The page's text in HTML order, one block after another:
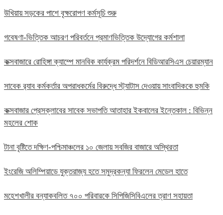
উখিয়ায় সড়কের পাশে বৃক্ষরোপণ কর্মসূচি শুরু
গবেষণা-ভিত্তিক আচরণ পরিবর্তনে প্রমাণভিত্তিক উদ্যোগের কর্মশালা
কক্সবাজারে রোহিঙ্গা ক্যাম্পে মানবিক কার্যক্রম পরিদর্শনে বিডিআরসিএস চেয়ারম্যান
সাবেক র‍্যাব কর্মকর্তার অপরাধকর্মের বিরুদ্ধে স্ট্যাটাস দেওয়ায় সাংবাদিককে হুমকি
কক্সবাজার প্রেসক্লাবের সাবেক সভাপতি আতাহার ইকবালের ইন্তেকাল : বিভিন্ন
মহলের শোক
টানা বৃষ্টিতে দক্ষিণ-পশ্চিমাঞ্চলের ১০ জেলায় সবজির বাজারে অস্থিরতা
ইংরেজি অলিম্পিয়াডে যুক্তরাজ্য হতে সমুদ্রকন্যা ফিরলেন মেডেল হাতে
মহেশখালীর বন্যাকবলিত ৭০০ পরিবারকে সিপিজিসিবিএলের ত্রাণ সহায়তা